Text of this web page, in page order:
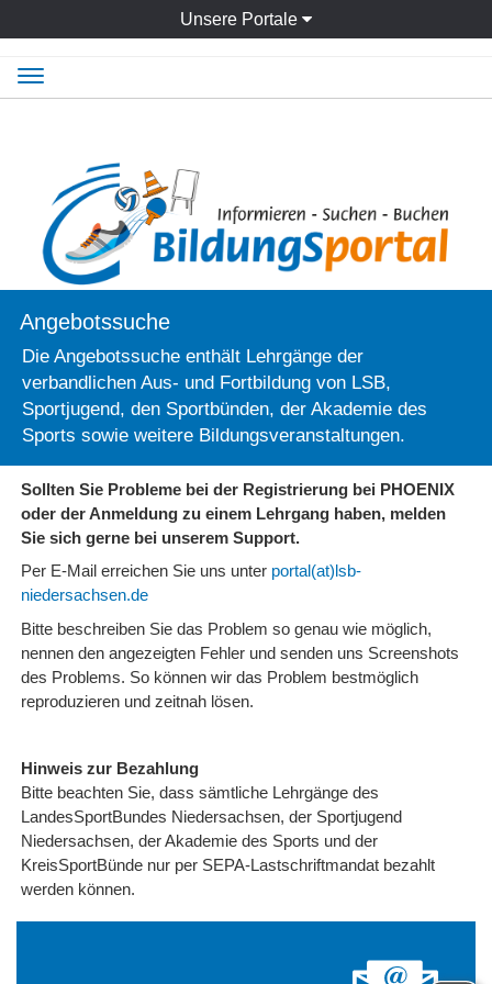
Unsere Portale
Angebotssuche
Die Angebotssuche enthält Lehrgänge der
verbandlichen Aus- und Fortbildung von LSB,
Sportjugend, den Sportbünden, der Akademie des
Sports sowie weitere Bildungsveranstaltungen.
Sollten Sie Probleme bei der Registrierung bei PHOENIX
oder der Anmeldung zu einem Lehrgang haben, melden
Sie sich gerne bei unserem Support.
Per E-Mail erreichen Sie uns unter portal(at)lsb-
niedersachsen.de
Bitte beschreiben Sie das Problem so genau wie möglich,
nennen den angezeigten Fehler und senden uns Screenshots
des Problems. So können wir das Problem bestmöglich
reproduzieren und zeitnah lösen.
Hinweis zur Bezahlung
Bitte beachten Sie, dass sämtliche Lehrgänge des
LandesSportBundes Niedersachsen, der Sportjugend
Niedersachsen, der Akademie des Sports und der
KreisSportBünde nur per SEPA-Lastschriftmandat bezahlt
werden können.
Navigation
ein-/ausblenden